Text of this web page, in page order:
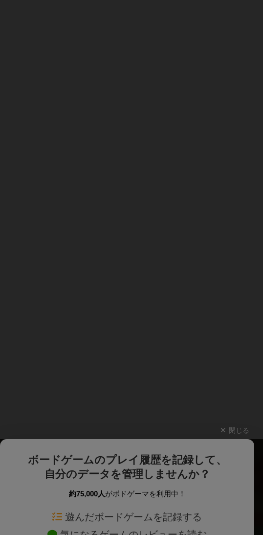
閉じる
ボードゲームのプレイ履歴を記録して、
自分のデータを管理しませんか？
約75,000人がボドゲーマを利用中！
遊んだボードゲームを記録する